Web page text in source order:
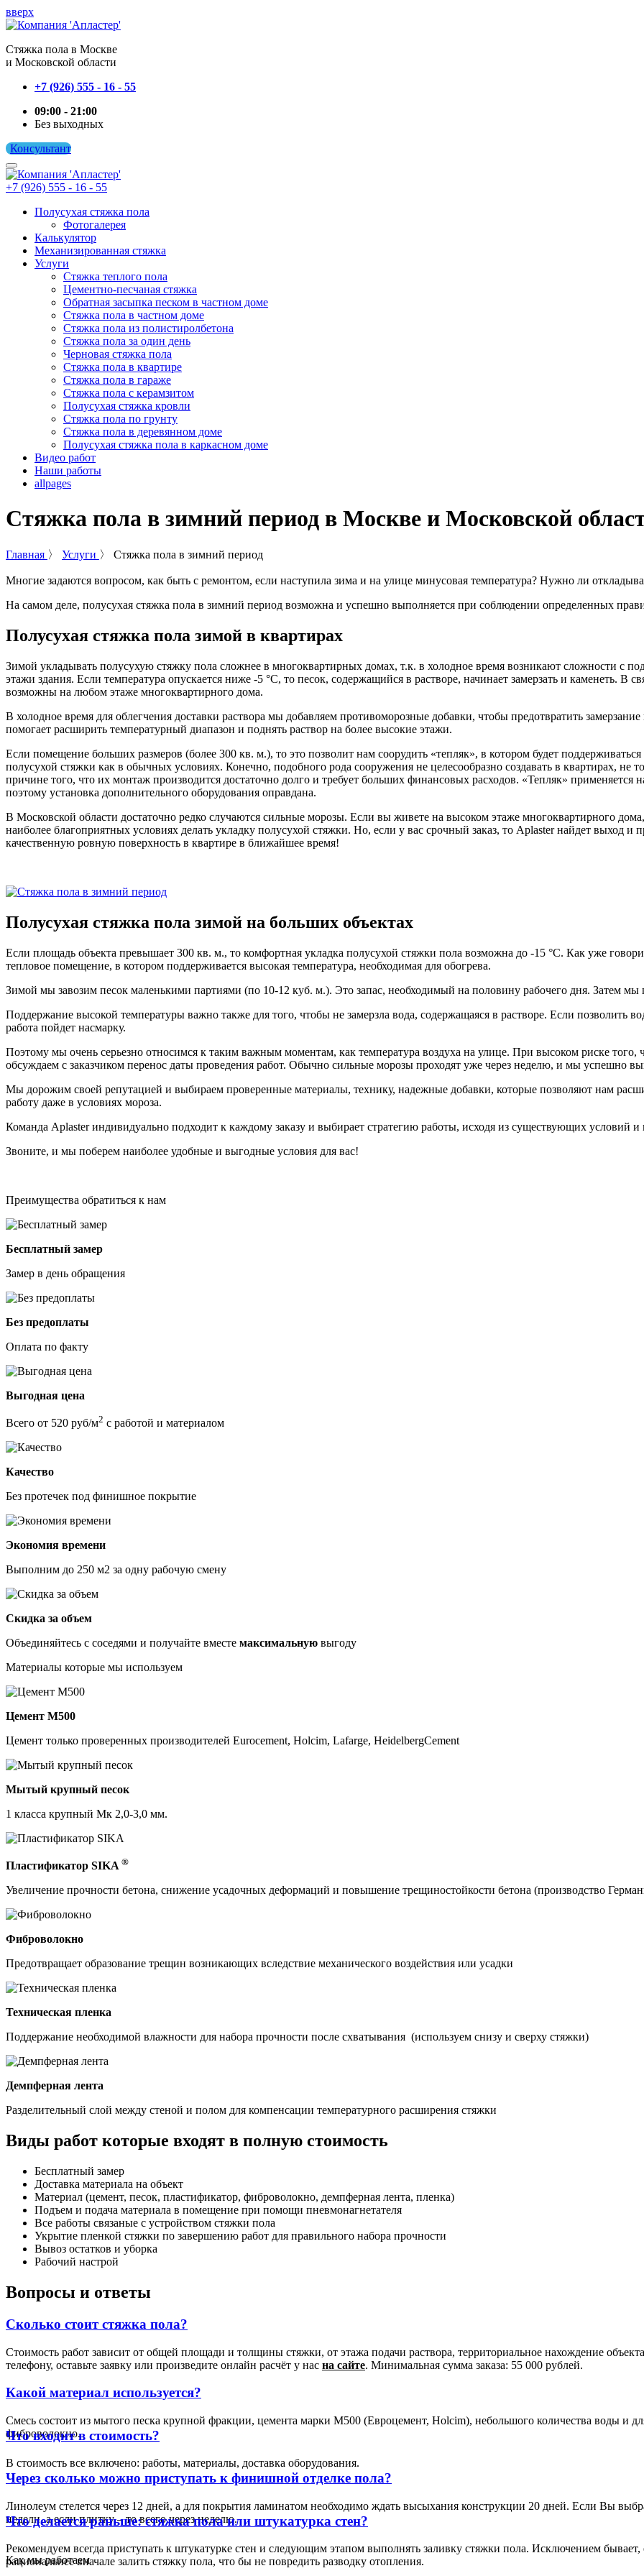
вверх
Cтяжка пола в Москве
и Московской области
+7 (926) 555 - 16 - 55
09:00 - 21:00
Без выходных
Консультант
+7 (926) 555 - 16 - 55
Полусухая стяжка пола
Фотогалерея
Калькулятор
Механизированная стяжка
Услуги
Стяжка теплого пола
Цементно-песчаная стяжка
Обратная засыпка песком в частном доме
Стяжка пола в частном доме
Стяжка пола из полистиролбетона
Стяжка пола за один день
Черновая стяжка пола
Стяжка пола в квартире
Стяжка пола в гараже
Стяжка пола с керамзитом
Полусухая стяжка кровли
Стяжка пола по грунту
Стяжка пола в деревянном доме
Полусухая стяжка пола в каркасном доме
Видео работ
Наши работы
allpages
Стяжка пола в зимний период в Москве и Московской
Главная 〉 Услуги 〉 Стяжка пола в зимний период
Многие задаются вопросом, как быть с ремонтом, если наступила зима и на улице минусовая температура? Нужно ли
На самом деле, полусухая стяжка пола в зимний период возможна и успешно выполняется при соблюдении определенных
Полусухая стяжка пола зимой в квартирах
Зимой укладывать полусухую стяжку пола сложнее в многоквартирных домах, т.к. в холодное время возникают сложности с
этажи здания. Если температура опускается ниже -5 °С, то песок, содержащийся в растворе, начинает замерзать и каменеть. В
возможны на любом этаже многоквартирного дома.
В холодное время для облегчения доставки раствора мы добавляем противоморозные добавки, чтобы предотвратить
помогает расширить температурный диапазон и поднять раствор на более высокие этажи.
Если помещение больших размеров (более 300 кв. м.), то это позволит нам соорудить «тепляк», в котором будет
полусухой стяжки как в обычных условиях. Конечно, подобного рода сооружения не целесообразно создавать в квартирах, не
причине того, что их монтаж производится достаточно долго и требует больших финансовых расходов. «Тепляк» применяется
поэтому установка дополнительного оборудования оправдана.
В Московской области достаточно редко случаются сильные морозы. Если вы живете на высоком этаже многоквартирного
наиболее благоприятных условиях делать укладку полусухой стяжки. Но, если у вас срочный заказ, то Aplaster найдет выход
качественную ровную поверхность в квартире в ближайшее время!
Полусухая стяжка пола зимой на больших объектах
Если площадь объекта превышает 300 кв. м., то комфортная укладка полусухой стяжки пола возможна до -15 °С. Как уже
тепловое помещение, в котором поддерживается высокая температура, необходимая для обогрева.
Зимой мы завозим песок маленькими партиями (по 10-12 куб. м.). Это запас, необходимый на половину рабочего дня. Затем
Поддержание высокой температуры важно также для того, чтобы не замерзла вода, содержащаяся в растворе. Если позволить
работа пойдет насмарку.
Поэтому мы очень серьезно относимся к таким важным моментам, как температура воздуха на улице. При высоком риске того,
обсуждаем с заказчиком перенос даты проведения работ. Обычно сильные морозы проходят уже через неделю, и мы успешно
Мы дорожим своей репутацией и выбираем проверенные материалы, технику, надежные добавки, которые позволяют нам
работу даже в условиях мороза.
Команда Aplaster индивидуально подходит к каждому заказу и выбирает стратегию работы, исходя из существующих условий
Звоните, и мы поберем наиболее удобные и выгодные условия для вас!
Преимущества обратиться к нам
Бесплатный замер
Замер в день обращения
Без предоплаты
Оплата по факту
Выгодная цена
Всего от 520 руб/м2 с работой и материалом
Качество
Без протечек под финишное покрытие
Экономия времени
Выполним до 250 м2 за одну рабочую смену
Скидка за объем
Объединяйтесь с соседями и получайте вместе максимальную выгоду
Материалы которые мы используем
Цемент М500
Цемент только проверенных производителей Eurocement, Holcim, Lafarge, HeidelbergCement
Мытый крупный песок
1 класса крупный Мк 2,0-3,0 мм.
Пластификатор SIKA ®
Увеличение прочности бетона, снижение усадочных деформаций и повышение трещиностойкости бетона (производство
Фиброволокно
Предотвращает образование трещин возникающих вследствие механического воздействия или усадки
Техническая пленка
Поддержание необходимой влажности для набора прочности после схватывания (используем снизу и сверху стяжки)
Демпферная лента
Разделительный слой между стеной и полом для компенсации температурного расширения стяжки
Виды работ которые входят в полную стоимость
Бесплатный замер
Доставка материала на объект
Материал (цемент, песок, пластификатор, фиброволокно, демпферная лента, пленка)
Подъем и подача материала в помещение при помощи пневмонагнетателя
Все работы связаные с устройством стяжки пола
Укрытие пленкой стяжки по завершению работ для правильного набора прочности
Вывоз остатков и уборка
Рабочий настрой
Вопросы и ответы
Сколько стоит стяжка пола?
Стоимость работ зависит от общей площади и толщины стяжки, от этажа подачи раствора, территориальное нахождение
телефону, оставьте заявку или произведите онлайн расчёт у нас на сайте. Минимальная сумма заказа: 55 000 рублей.
Какой материал используется?
Смесь состоит из мытого песка крупной фракции, цемента марки М500 (Евроцемент, Holcim), небольшого количества воды и
фиброволокно.
Что входит в стоимость?
В стоимость все включено: работы, материалы, доставка оборудования.
Через сколько можно приступать к финишной отделке пола?
Линолеум стелется через 12 дней, а для покрытия ламинатом необходимо ждать высыхания конструкции 20 дней. Если Вы
недели, а если плитку – то всего через неделю.
Что делается раньше: стяжка пола или штукатурка стен?
Рекомендуем всегда приступать к штукатурке стен и следующим этапом выполнять заливку стяжки пола. Исключением бывает,
рациональнее вначале залить стяжку пола, что бы не повредить разводку отопления.
Как мы работаем